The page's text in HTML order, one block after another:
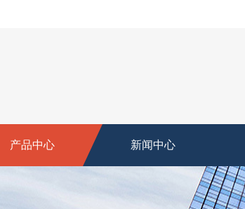
产品中心 新闻中心